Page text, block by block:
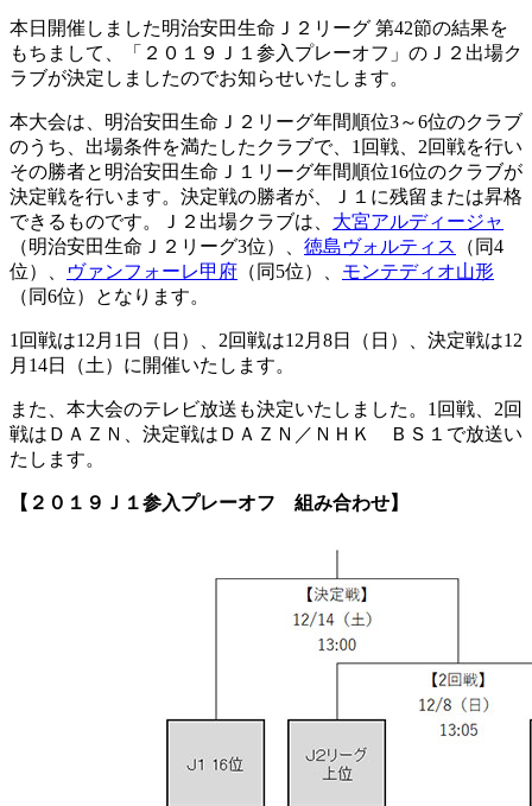
本日開催しました明治安田生命Ｊ２リーグ 第42節の結果を
もちまして、「２０１９Ｊ１参入プレーオフ」のＪ２出場ク
ラブが決定しましたのでお知らせいたします。
本大会は、明治安田生命Ｊ２リーグ年間順位3～6位のクラブ
のうち、出場条件を満たしたクラブで、1回戦、2回戦を行い
その勝者と明治安田生命Ｊ１リーグ年間順位16位のクラブが
決定戦を行います。決定戦の勝者が、Ｊ１に残留または昇格
できるものです。Ｊ２出場クラブは、 大宮アルディージャ
（明治安田生命Ｊ２リーグ3位）、 徳島ヴォルティス
（同4
位）、
ヴァンフォーレ甲府 （同5位）、 モンテディオ山形
（同6位）となります。
1回戦は12月1日（日）、2回戦は12月8日（日）、決定戦は12
月14日（土）に開催いたします。
また、本大会のテレビ放送も決定いたしました。1回戦、2回
戦はＤＡＺＮ、決定戦はＤＡＺＮ／ＮＨＫ ＢＳ１で放送い
たします。
【２０１９Ｊ１参入プレーオフ 組み合わせ】